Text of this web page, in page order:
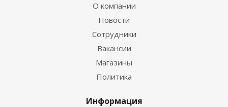
О компании
Новости
Сотрудники
Вакансии
Магазины
Политика
Информация